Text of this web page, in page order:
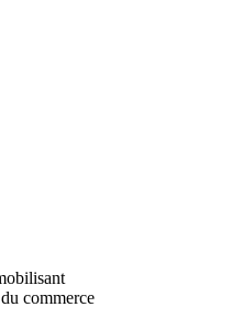
commerce